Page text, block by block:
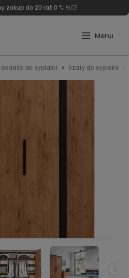
zakup do 20 rat 0 % 🛒💥
dodatki do sypialni Szafy do sypialni